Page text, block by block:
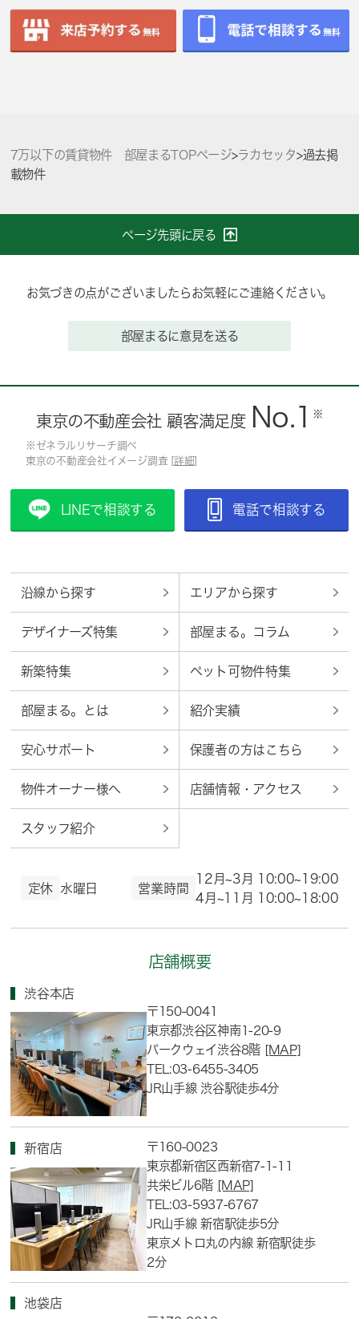
7万以下の賃貸物件 部屋まるTOPページ>ラカセッタ>過去掲
載物件
ページ先頭に戻る
お気づきの点がございましたらお気軽にご連絡ください。
部屋まるに意見を送る
東京の不動産会社 顧客満足度 No.1 ※
※ゼネラルリサーチ調べ
東京の不動産会社イメージ調査 [ 詳細
LINEで相談する 電話で相談する
沿線から探す エリアから探す
デザイナーズ特集 部屋まる。コラム
新築特集 ペット可物件特集
部屋まる。とは 紹介実績
安心サポート 保護者の方はこちら
物件オーナー様へ 店舗情報・アクセス
スタッフ紹介
定休 水曜日 営業時間
12月~3月 10:00~19:00
4月~11月 10:00~18:00
店舗概要
渋谷本店
〒150-0041
東京都渋谷区神南1-20-9
パークウェイ渋谷8階 [MAP]
TEL:03-6455-3405
JR山手線 渋谷駅徒歩4分
新宿店
〒160-0023
東京都新宿区西新宿7-1-11
共栄ビル6階 [MAP]
TEL:03-5937-6767
JR山手線 新宿駅徒歩5分
東京メトロ丸の内線 新宿駅徒歩
2分
池袋店